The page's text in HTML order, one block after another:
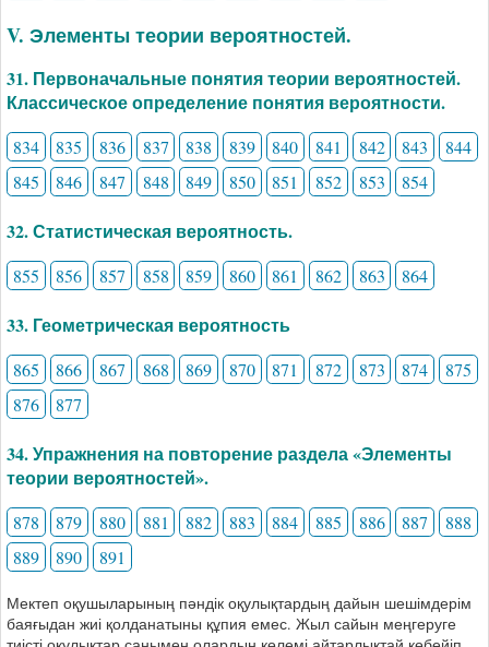
V. Элементы теории вероятностей.
31. Первоначальные понятия теории вероятностей.
Классическое определение понятия вероятности.
834 835 836 837 838 839 840 841 842 843
844
845
846 847 848 849 850 851 852 853 854
32. Статистическая вероятность.
855 856 857 858 859 860 861 862 863 864
33. Геометрическая вероятность
865 866 867 868 869 870 871 872 873 874
875
876
877
34. Упражнения на повторение раздела «Элементы
теории вероятностей».
878 879 880 881 882 883 884 885 886 887
888
889
890 891
Мектеп оқушыларының пәндік оқулықтардың дайын шешімдерім
баяғыдан жиі қолданатыны құпия емес. Жыл сайын меңгеруге